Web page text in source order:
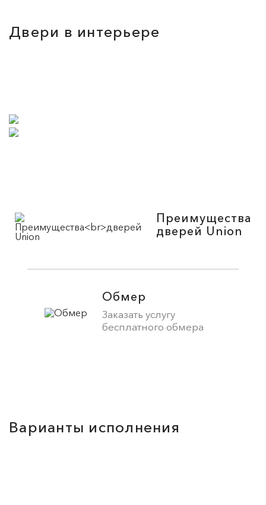
Двери в интерьере
Преимущества
дверей Union
Обмер
Заказать услугу
бесплатного обмера
Варианты исполнения